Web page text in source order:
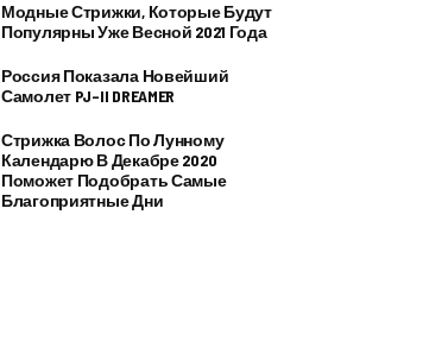
Модные Стрижки, Которые Будут
Популярны Уже Весной 2021 Года
Россия Показала Новейший
Самолет PJ–II DREAMER
Стрижка Волос По Лунному
Календарю В Декабре 2020
Поможет Подобрать Самые
Благоприятные Дни